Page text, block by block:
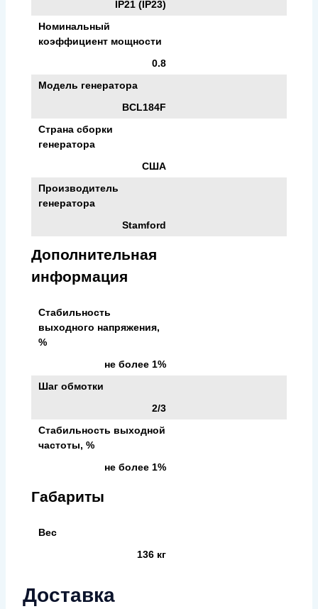
IP21 (IP23)
Номинальный
коэффициент мощности
0.8
Модель генератора
BCL184F
Страна сборки
генератора
США
Производитель
генератора
Stamford
Дополнительная
информация
Стабильность
выходного напряжения,
%
не более 1%
Шаг обмотки
2/3
Стабильность выходной
частоты, %
не более 1%
Габариты
Вес
136 кг
Доставка